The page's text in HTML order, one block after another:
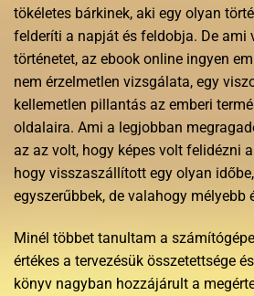
tökéletes bárkinek, aki egy olyan
felderíti a napját és feldobja. De ami
történetet, az ebook online ingyen
nem érzelmetlen vizsgálata, egy
kellemetlen pillantás az emberi
oldalaira. Ami a legjobban
az az volt, hogy képes volt felidézni
hogy visszaszállított egy olyan
egyszerűbbek, de valahogy mélyebb
Minél többet tanultam a
értékes a tervezésük összetettsége
könyv nagyban hozzájárult a